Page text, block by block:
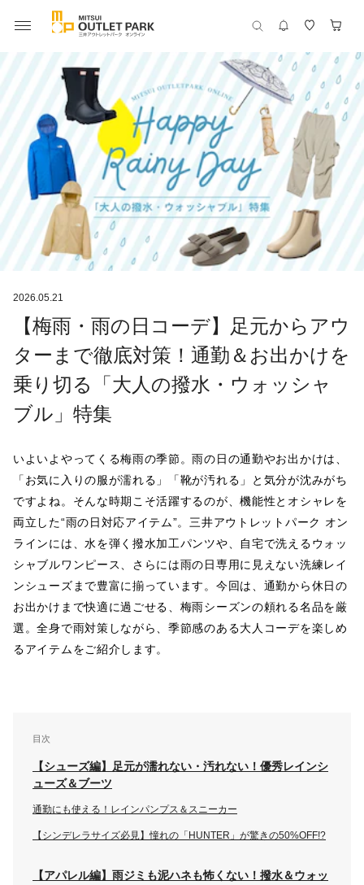
2026.05.21
【梅雨・雨の日コーデ】足元からアウ
ターまで徹底対策！通勤＆お出かけを
乗り切る「大人の撥水・ウォッシャ
ブル」特集
いよいよやってくる梅雨の季節。雨の日の通勤やお出かけは、
「お気に入りの服が濡れる」「靴が汚れる」と気分が沈みがち
ですよね。そんな時期こそ活躍するのが、機能性とオシャレを
両立した“雨の日対応アイテム”。三井アウトレットパーク オン
ラインには、水を弾く撥水加工パンツや、自宅で洗えるウォッ
シャブルワンピース、さらには雨の日専用に見えない洗練レイ
ンシューズまで豊富に揃っています。今回は、通勤から休日の
お出かけまで快適に過ごせる、梅雨シーズンの頼れる名品を厳
選。全身で雨対策しながら、季節感のある大人コーデを楽しめ
るアイテムをご紹介します。
目次
【シューズ編】足元が濡れない・汚れない！優秀レインシ
ューズ＆ブーツ
通勤にも使える！レインパンプス＆スニーカー
【シンデレラサイズ必見】憧れの「HUNTER」が驚きの50%OFF!?
【アパレル編】雨ジミも泥ハネも怖くない！撥水＆ウォッ